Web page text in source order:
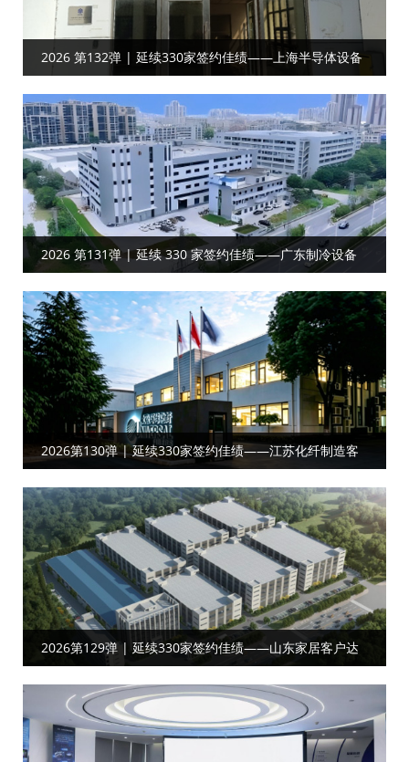
2026 第132弹 | 延续330家签约佳绩——上海半导体设备
行业客户达成工厂目视化合作
2026 第131弹 | 延续 330 家签约佳绩——广东制冷设备
客户携手共启工厂目视化合作
2026第130弹 | 延续330家签约佳绩——江苏化纤制造客
户合作工厂目视化
2026第129弹 | 延续330家签约佳绩——山东家居‌‌客户达
成工厂目视化合作